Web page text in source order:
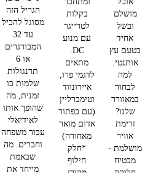
מושלם
ובשל
אחיד
בטעם עץ
אותנטי.
למה
לבחור
במאוורר
שלנו?
זרימת
אוויר
מושלמת -
מבטיח
בקלות
לטרייגר
עם מנוע
DC.
מתאים
לדגמי פרו,
איירונווד
וטימברליין
(עם כפתור
אדום מואר
מאחורה)
*חלק
חילוף
הגריל הזה
מסוגל להכיל
עד 32
המבורגרים
או 6
תרנגולות
שלמות בו
זמנית, מה
שהופך אותו
לאידיאלי
עבור משפחה
וחברים. מה
שבאמת
מייחד את